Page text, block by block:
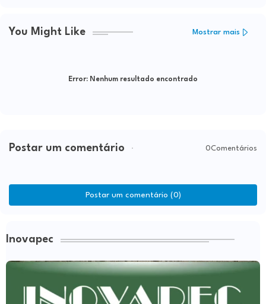
You Might Like Mostrar mais
Error: Nenhum resultado encontrado
Postar um comentário 0Comentários
Postar um comentário (0)
Inovapec